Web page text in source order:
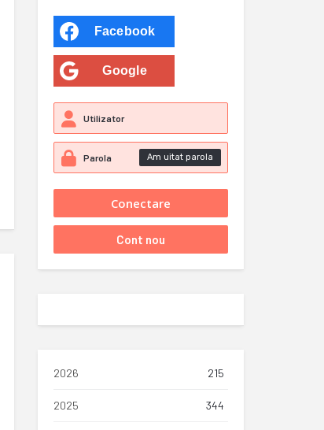
Facebook
Google
Am uitat parola
2026 215
2025 344